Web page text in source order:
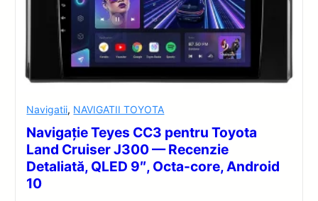
Navigatii, NAVIGATII TOYOTA
Navigație Teyes CC3 pentru Toyota
Land Cruiser J300 — Recenzie
Detaliată, QLED 9″, Octa-core, Android
10